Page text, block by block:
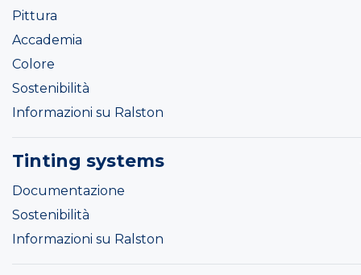
Pittura
Accademia
Colore
Sostenibilità
Informazioni su Ralston
Tinting systems
Documentazione
Sostenibilità
Informazioni su Ralston